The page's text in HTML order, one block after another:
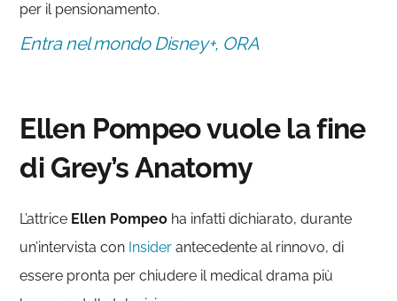
per il pensionamento.
Entra nel mondo Disney+, ORA
Ellen Pompeo vuole la fine
di Grey’s Anatomy
L’attrice Ellen Pompeo ha infatti dichiarato, durante
un’intervista con Insider antecedente al rinnovo, di
essere pronta per chiudere il medical drama più